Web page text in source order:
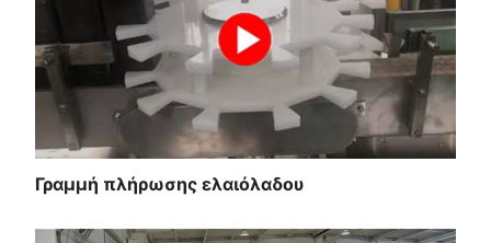
Γραμμή πλήρωσης ελαιόλαδου